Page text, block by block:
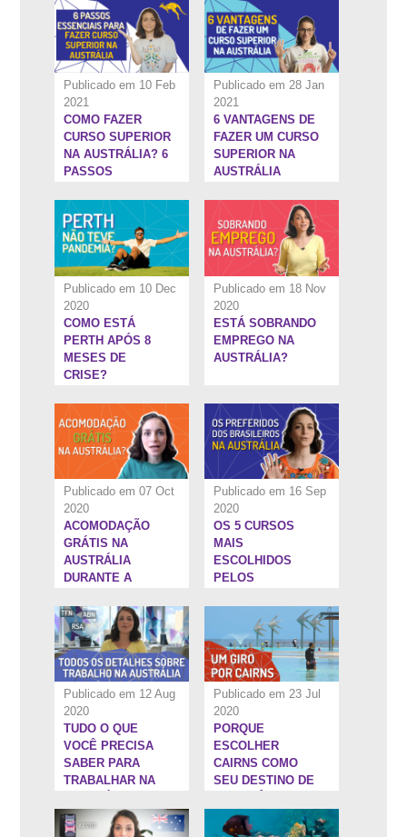
PERMANENTE NA
AUSTRÁLIA
Publicado em 10 Feb
2021
COMO FAZER
CURSO SUPERIOR
NA AUSTRÁLIA? 6
PASSOS
Publicado em 28 Jan
2021
6 VANTAGENS DE
FAZER UM CURSO
SUPERIOR NA
AUSTRÁLIA
Publicado em 10 Dec
2020
3:35''
COMO ESTÁ
PERTH APÓS 8
MESES DE
CRISE?
Publicado em 18 Nov
2020
3:24''
ESTÁ SOBRANDO
EMPREGO NA
AUSTRÁLIA?
Publicado em 07 Oct
2020
26:15''
ACOMODAÇÃO
GRÁTIS NA
AUSTRÁLIA
DURANTE A
Publicado em 16 Sep
2020
OS 5 CURSOS
MAIS
ESCOLHIDOS
PELOS
AUSTRÁLIA
Publicado em 12 Aug
2020
TUDO O QUE
VOCÊ PRECISA
SABER PARA
TRABALHAR NA
Publicado em 23 Jul
2020
PORQUE
ESCOLHER
CAIRNS COMO
SEU DESTINO DE
AUSTRÁLIA
6:34''